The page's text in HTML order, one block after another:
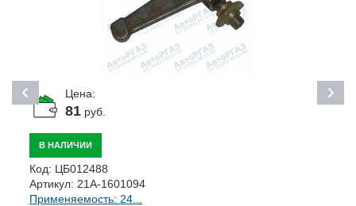
Цена:
81руб.
В НАЛИЧИИ
Код: ЦБ012488
Артикул: 21А-1601094
Применяемость: 24...